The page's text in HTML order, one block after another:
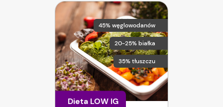
45% węglowodanów
20-25% białka
35% tłuszczu
Dieta LOW IG